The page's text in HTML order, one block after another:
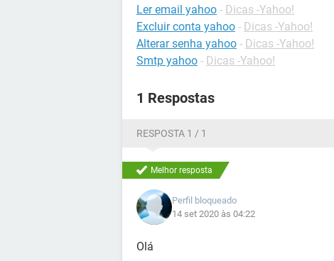
Configuração: Android / Chrome
Ler email yahoo - Dicas -Yahoo!
Excluir conta yahoo - Dicas -Yahoo!
Alterar senha yahoo - Dicas -Yahoo!
Smtp yahoo - Dicas -Yahoo!
1 Respostas
RESPOSTA 1 / 1
Melhor resposta
Perfil bloqueado
14 set 2020 às 04:22
Olá